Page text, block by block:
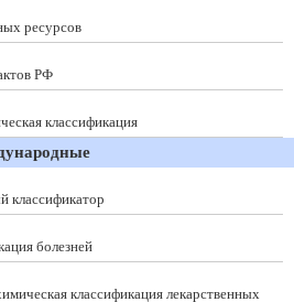
ресурсов
РФ
классификация
классификатор
болезней
классификация лекарственных